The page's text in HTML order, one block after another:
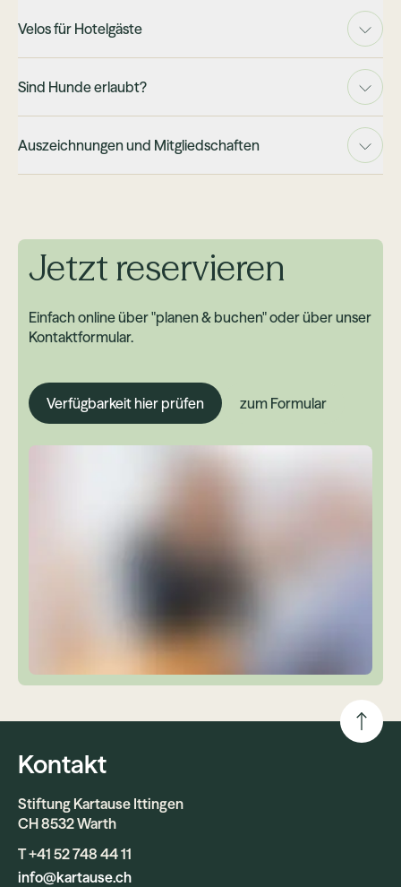
Velos für Hotelgäste
Sind Hunde erlaubt?
Auszeichnungen und Mitgliedschaften
Jetzt reservieren
Einfach online über "planen & buchen" oder über unser
Kontaktformular.
Verfügbarkeit hier prüfen zum Formular
Kontakt
Stiftung Kartause Ittingen
CH 8532 Warth
T +41 52 748 44 11
info@kartause.ch